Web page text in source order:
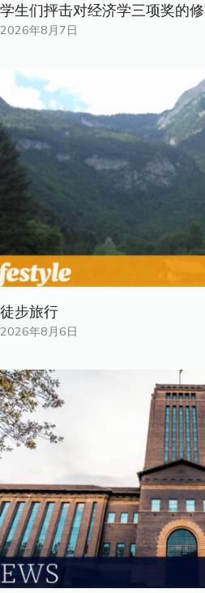
学生们抨击对经济学三项奖的
2026年8月7日
徒步旅行
2026年8月6日